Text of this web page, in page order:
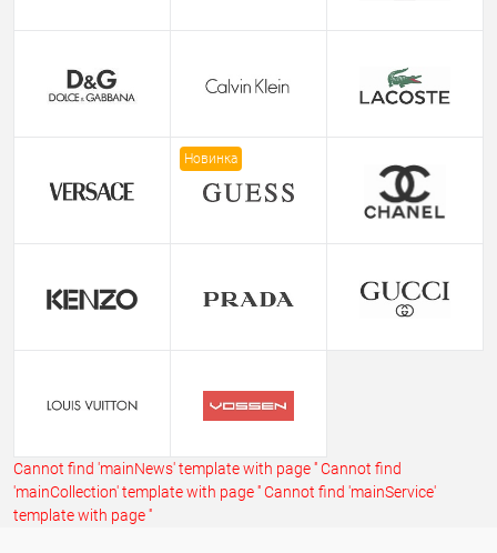
Новинка
Cannot find 'mainNews' template with page ''Cannot find
'mainCollection' template with page ''Cannot find 'mainService'
template with page ''